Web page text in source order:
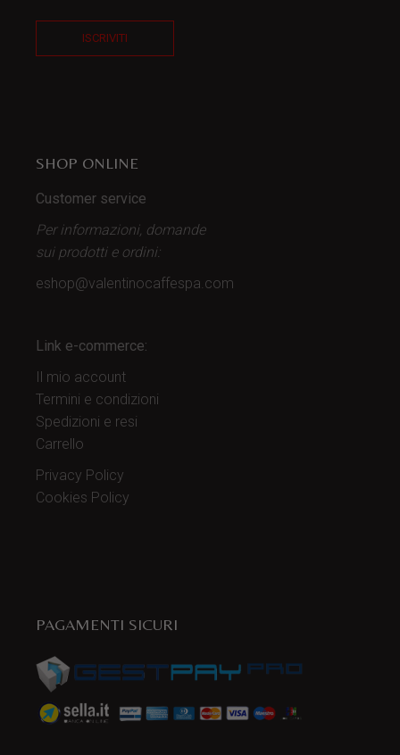
ISCRIVITI
SHOP ONLINE
Customer service
Per informazioni, domande
sui prodotti e ordini:
eshop@valentinocaffespa.com
Link e-commerce:
Il mio account
Termini e condizioni
Spedizioni e resi
Carrello
Privacy Policy
Cookies Policy
PAGAMENTI SICURI